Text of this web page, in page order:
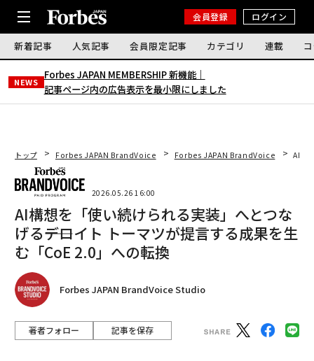
会員登録 ログイン
新着記事 人気記事 会員限定記事 カテゴリ 連載
NEWS
Forbes JAPAN MEMBERSHIP 新機能｜
記事ページ内の広告表示を最小限にしました
トップ Forbes JAPAN BrandVoice Forbes JAPAN BrandVoice AI構
2026.05.26 16:00
AI構想を「使い続けられる実装」へとつな
げる――デロイト トーマツが提言する成果を生
む「CoE 2.0」への転換
Forbes JAPAN BrandVoice Studio
著者フォロー 記事を保存